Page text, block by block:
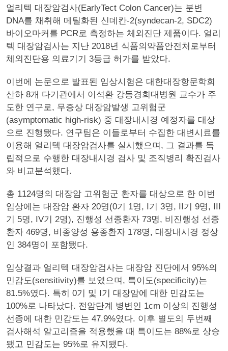
얼리텍 대장암검사(EarlyTect Colon Cancer)는 분변
DNA를 채취해 메틸화된 신데칸-2(syndecan-2, SDC2)
바이오마커를 PCR로 측정하는 체외진단 제품이다. 얼리
텍 대장암검사는 지난 2018년 식품의약품안전처로부터
체외진단용 의료기기 3등급 허가를 받았다.
이번에 논문으로 발표된 임상시험은 대한대장항문학회
산하 8개 다기관에서 이석환 강동경희대병원 교수가 주
도한 연구로, 무증상 대장암발생 고위험군
(asymptomatic high-risk) 중 대장내시경 예정자를 대상
으로 진행됐다. 연구팀은 이들로부터 수집한 대변시료를
이용해 얼리텍 대장암검사를 실시했으며, 그 결과를 독
립적으로 수행한 대장내시경 검사 및 조직병리 확진검사
와 비교분석했다.
총 1124명의 대장암 고위험군 환자를 대상으로 한 이번
임상에는 대장암 환자 20명(0기 1명, I기 3명, II기 9명, III
기 5명, IV기 2명), 진행성 선종환자 73명, 비진행성 선종
환자 469명, 비종양성 용종환자 178명, 대장내시경 정상
인 384명이 포함됐다.
임상결과 얼리텍 대장암검사는 대장암 진단에서 95%의
민감도(sensitivity)를 보였으며, 특이도(specificity)는
81.5%였다. 특히 0기 및 I기 대장암에 대한 민감도는
100%로 나타났다. 전암단계 병변인 1cm 이상의 진행성
선종에 대한 민감도는 47.9%였다. 이후 별도의 두번째
검사해석 알고리즘을 적용했을 때 특이도는 88%로 상승
됐고 민감도는 95%로 유지됐다.